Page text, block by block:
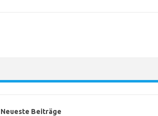
Neueste Beiträge